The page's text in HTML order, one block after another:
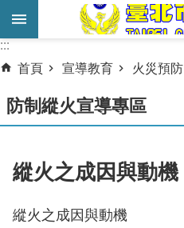
跳到主要內容區塊
進
搜
尋
業
務
務
:::
:::
首頁
宣導教育 火災預防
防制縱火宣導專區
縱火之成因與動機
縱火之成因與動機